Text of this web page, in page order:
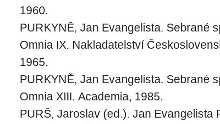
1960.
PURKYNĚ, Jan Evangelista. Sebrané
Omnia IX. Nakladatelství
1965.
PURKYNĚ, Jan Evangelista. Sebrané
Omnia XIII. Academia, 1985.
PURŠ, Jaroslav (ed.). Jan Evangelista